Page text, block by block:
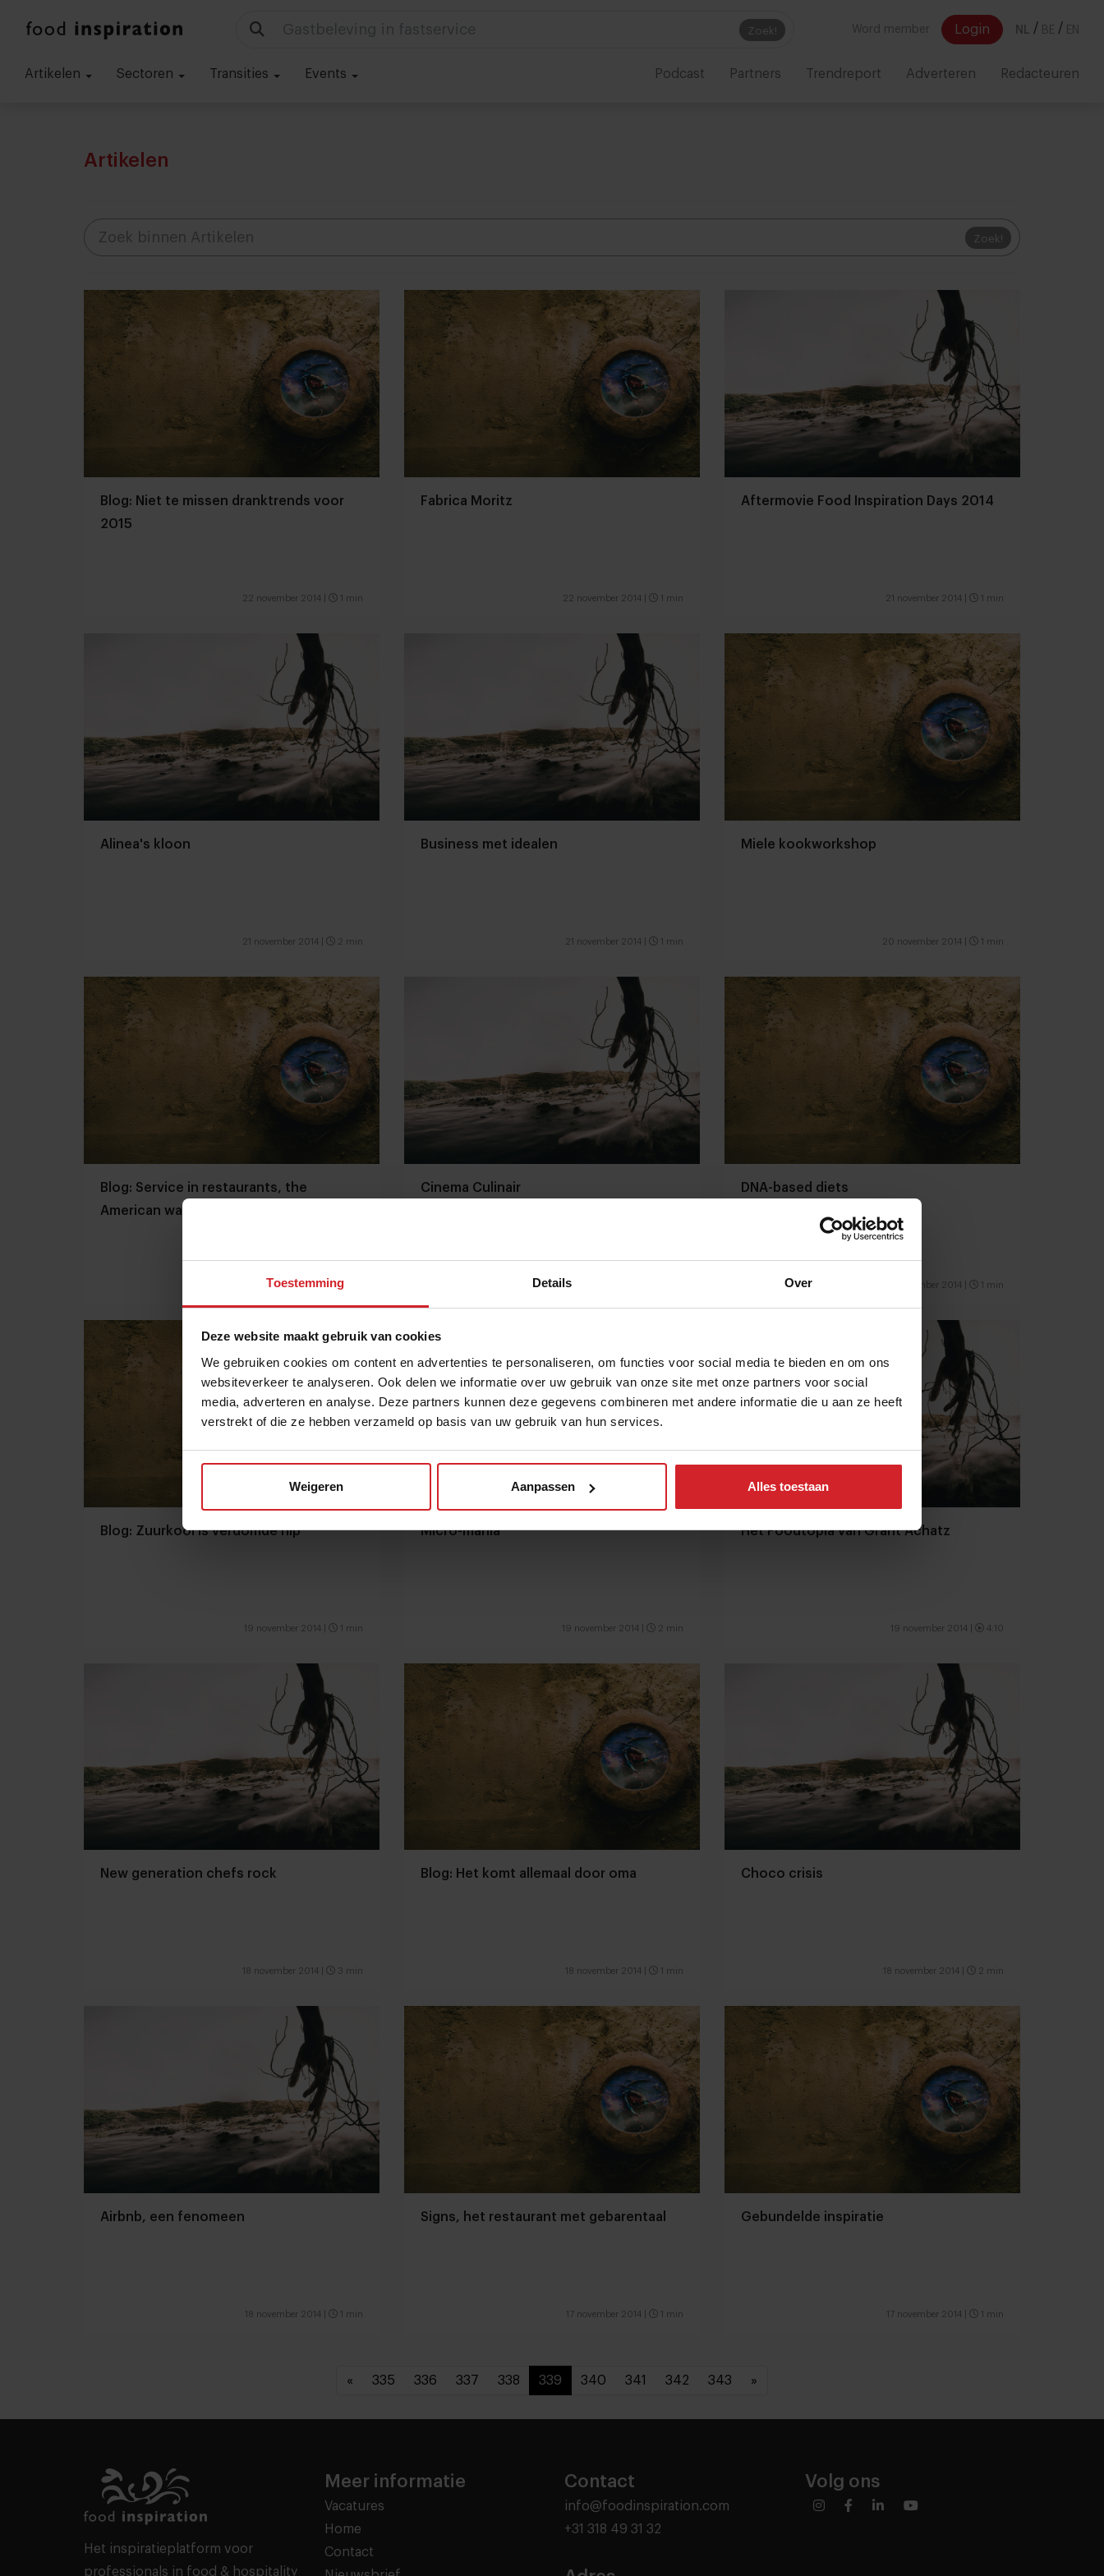
Toestemming Details Over
Deze website maakt gebruik van cookies
We gebruiken cookies om content en advertenties te personaliseren, om functies voor social media te bieden en om ons
websiteverkeer te analyseren. Ook delen we informatie over uw gebruik van onze site met onze partners voor social
media, adverteren en analyse. Deze partners kunnen deze gegevens combineren met andere informatie die u aan ze heeft
verstrekt of die ze hebben verzameld op basis van uw gebruik van hun services.
Weigeren Aanpassen Alles toestaan
Zoek!
Gastbeleving in fastservice Word member Login NL / BE / EN
Artikelen Sectoren Transities Events Podcast Partners Trendreport Adverteren Redacteuren
Artikelen
Zoek!
Blog: Niet te missen dranktrends voor
2015
22 november 2014 1 min
Fabrica Moritz
22 november 2014 1 min
Aftermovie Food Inspiration Days 2014
21 november 2014 1 min
Alinea's kloon
21 november 2014 2 min
Business met idealen
21 november 2014 1 min
Miele kookworkshop
20 november 2014 1 min
Blog: Service in restaurants, the
American way
20 november 2014| 1 min
Cinema Culinair
20 november 2014
DNA-based diets
20 november 2014 1 min
Blog: Zuurkool is verdomde hip
19 november 2014 1 min
Micro-mania
19 november 2014 2 min
Het Foodtopia van Grant Achatz
19 november 2014 4:10
New generation chefs rock
18 november 2014 3 min
Blog: Het komt allemaal door oma
18 november 2014 1 min
Choco crisis
18 november 2014 2 min
Airbnb, een fenomeen
18 november 2014 1 min
Signs, het restaurant met gebarentaal
17 november 2014 1 min
Gebundelde inspiratie
17 november 2014 1 min
« 335 336 337 338 339 340 341 342 343 »
Het inspiratieplatform voor
professionals in food & hospitality
Meer informatie
Vacatures
Home
Contact
Contact
info@foodinspiration.com
+31 318 49 31 32
Volg ons